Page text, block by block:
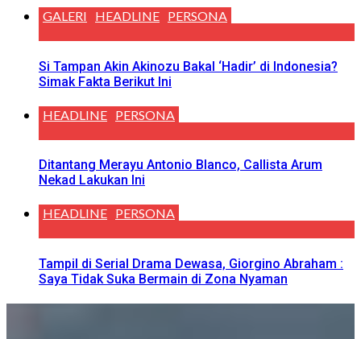
GALERI HEADLINE PERSONA
Si Tampan Akin Akinozu Bakal ‘Hadir’ di Indonesia?
Simak Fakta Berikut Ini
HEADLINE PERSONA
Ditantang Merayu Antonio Blanco, Callista Arum
Nekad Lakukan Ini
HEADLINE PERSONA
Tampil di Serial Drama Dewasa, Giorgino Abraham :
Saya Tidak Suka Bermain di Zona Nyaman